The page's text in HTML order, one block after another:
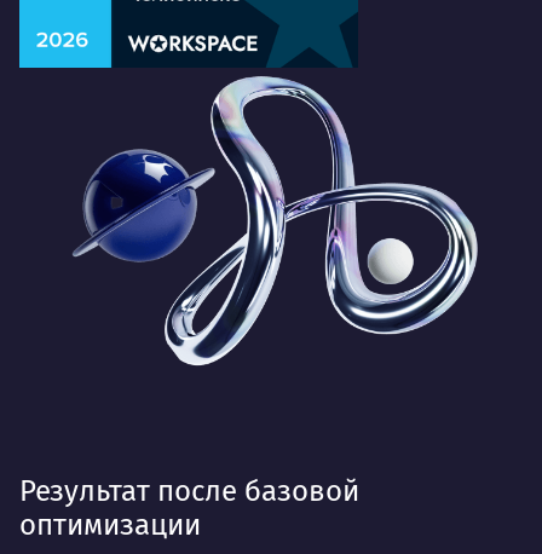
Результат после базовой
оптимизации